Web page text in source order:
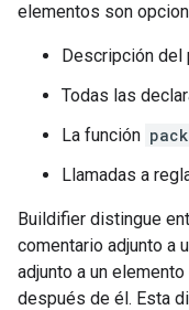
elementos son
Descripción del
Todas las
La función
Llamadas a
Buildifier distingue
comentario adjunto a
adjunto a un
después de él. Esta